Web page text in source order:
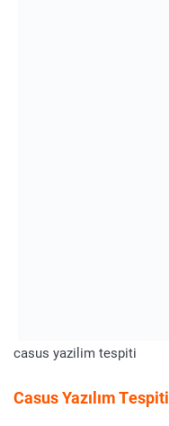
casus yazilim tespiti
Casus Yazılım Tespiti